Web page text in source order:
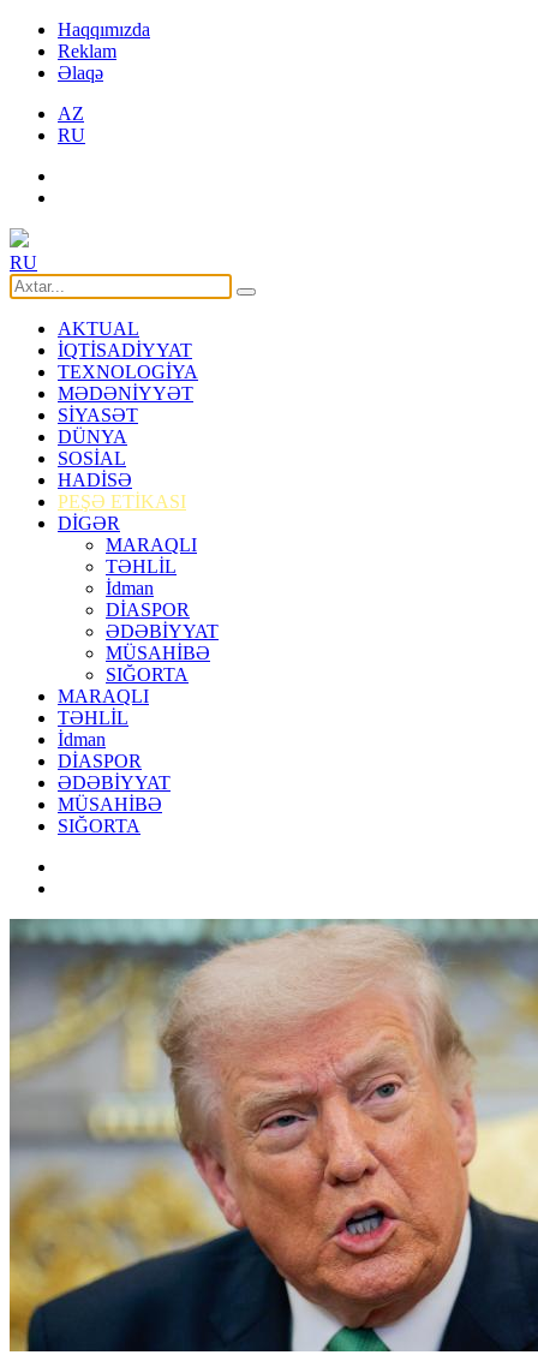
Haqqımızda
Reklam
Əlaqə
AZ
RU
RU
AKTUAL
İQTİSADİYYAT
TEXNOLOGİYA
MƏDƏNİYYƏT
SİYASƏT
DÜNYA
SOSİAL
HADİSƏ
PEŞƏ ETİKASI
DİGƏR
MARAQLI
TƏHLİL
İdman
DİASPOR
ƏDƏBİYYAT
MÜSAHİBƏ
SIĞORTA
MARAQLI
TƏHLİL
İdman
DİASPOR
ƏDƏBİYYAT
MÜSAHİBƏ
SIĞORTA